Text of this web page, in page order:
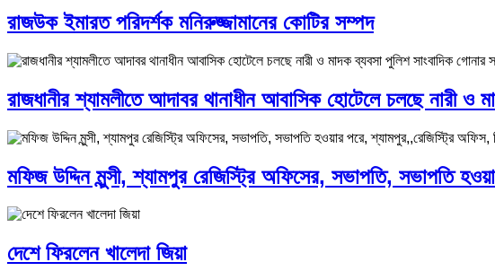
রাজউক ইমারত পরিদর্শক মনিরুজ্জামানের কোটির সম্পদ
রাজধানীর শ্যামলীতে আদাবর থানাধীন আবাসিক হোটেলে চলছে নারী ও
মফিজ উদ্দিন মুন্সী, শ্যামপুর রেজিস্ট্রি অফিসের, সভাপতি, সভাপতি
দেশে ফিরলেন খালেদা জিয়া